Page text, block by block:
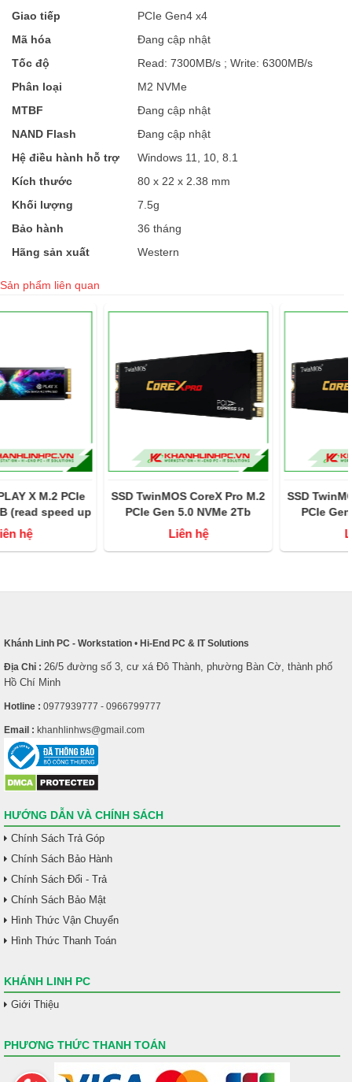
Giao tiếp
PCIe Gen4 x4
Mã hóa
Đang cập nhật
Tốc độ
Read: 7300MB/s ; Write: 6300MB/s
Phân loại
M2 NVMe
MTBF
Đang cập nhật
NAND Flash
Đang cập nhật
Hệ điều hành hỗ trợ
Windows 11, 10, 8.1
Kích thước
80 x 22 x 2.38 mm
Khối lượng
7.5g
Bảo hành
36 tháng
Hãng sản xuất
Western
Sản phẩm liên quan
SSD TwinMOS CoreX Pro M.2
PCIe Gen 5.0 NVMe 2Tb
SSD TwinMOS CoreX Pro
PCIe Gen 5.0 NVMe 1Tb
Khánh Linh PC - Workstation • Hi-End PC & IT Solutions
Địa Chỉ : 26/5 đường số 3, cư xá Đô Thành, phường Bàn Cờ, thành phố
Hồ Chí Minh
Hotline : 0977939777 - 0966799777
Email : khanhlinhws@gmail.com
HƯỚNG DẪN VÀ CHÍNH SÁCH
Chính Sách Trả Góp
Chính Sách Bảo Hành
Chính Sách Đổi - Trả
Chính Sách Bảo Mật
Hình Thức Vận Chuyển
Hình Thức Thanh Toán
KHÁNH LINH PC
Giới Thiệu
PHƯƠNG THỨC THANH TOÁN